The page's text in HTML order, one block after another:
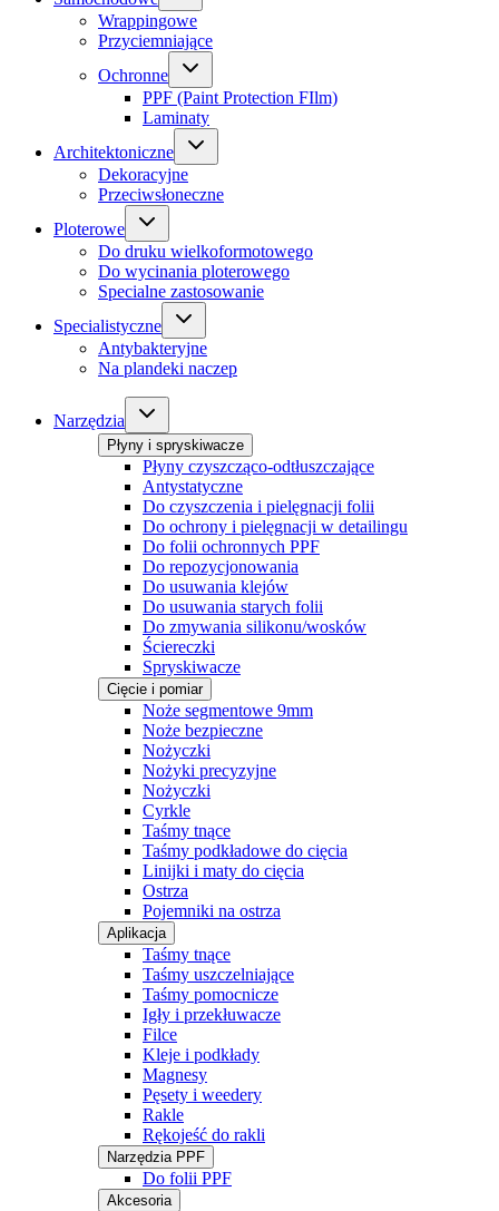
Wrappingowe
Przyciemniające
Ochronne
PPF (Paint Protection FIlm)
Laminaty
Architektoniczne
Dekoracyjne
Przeciwsłoneczne
Ploterowe
Do druku wielkoformotowego
Do wycinania ploterowego
Specialne zastosowanie
Specialistyczne
Antybakteryjne
Na plandeki naczep
Narzędzia
Płyny i spryskiwacze
Płyny czyszcząco-odtłuszczające
Antystatyczne
Do czyszczenia i pielęgnacji folii
Do ochrony i pielęgnacji w detailingu
Do folii ochronnych PPF
Do repozycjonowania
Do usuwania klejów
Do usuwania starych folii
Do zmywania silikonu/wosków
Ściereczki
Spryskiwacze
Cięcie i pomiar
Noże segmentowe 9mm
Noże bezpieczne
Nożyczki
Nożyki precyzyjne
Nożyczki
Cyrkle
Taśmy tnące
Taśmy podkładowe do cięcia
Linijki i maty do cięcia
Ostrza
Pojemniki na ostrza
Aplikacja
Taśmy tnące
Taśmy uszczelniające
Taśmy pomocnicze
Igły i przekłuwacze
Filce
Kleje i podkłady
Magnesy
Pęsety i weedery
Rakle
Rękojeść do rakli
Narzędzia PPF
Do folii PPF
Akcesoria